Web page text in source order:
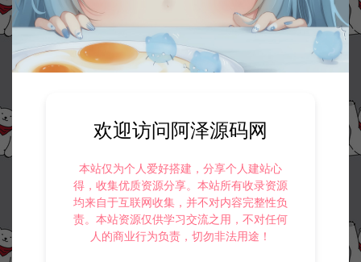
欢迎访问阿泽源码网
本站仅为个人爱好搭建，分享个人建站心
得，收集优质资源分享。本站所有收录资源
均来自于互联网收集，并不对内容完整性负
责。本站资源仅供学习交流之用，不对任何
人的商业行为负责，切勿非法用途！